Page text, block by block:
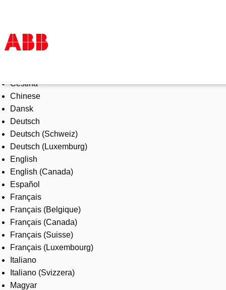
Products & Solutions
Industries
Services
About us
Where to buy
Contact us
Careers
Čeština
Chinese
Dansk
Deutsch
Deutsch (Schweiz)
Deutsch (Luxemburg)
English
English (Canada)
Español
Français
Français (Belgique)
Français (Canada)
Français (Suisse)
Français (Luxembourg)
Italiano
Italiano (Svizzera)
Magyar